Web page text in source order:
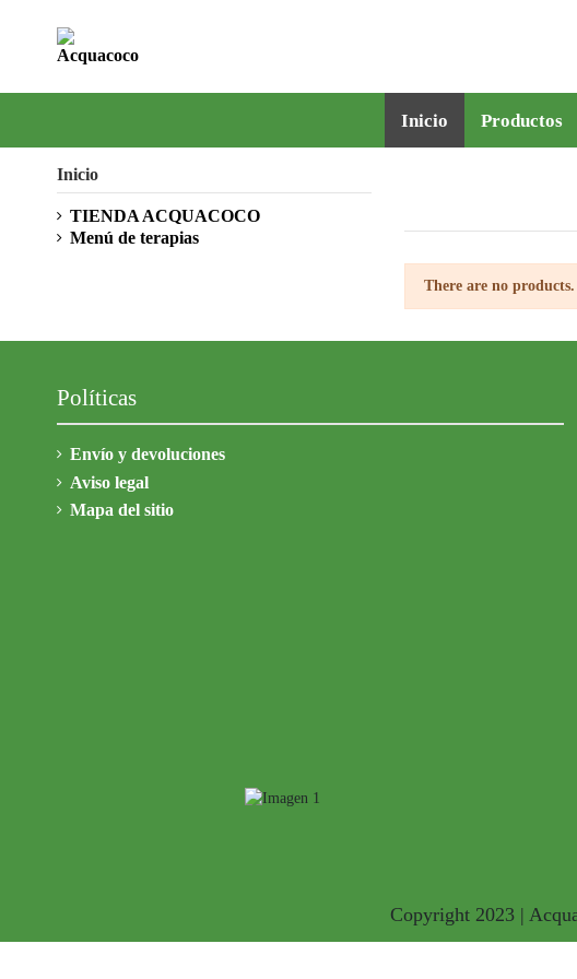
Inicio Productos
There are no products.
Inicio
TIENDA ACQUACOCO
Menú de terapias
Políticas
Envío y devoluciones
Aviso legal
Mapa del sitio
Copyright 2023 |